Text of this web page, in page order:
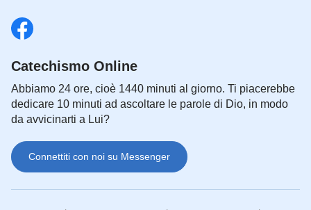
Catechismo Online
Abbiamo 24 ore, cioè 1440 minuti al giorno. Ti piacerebbe
dedicare 10 minuti ad ascoltare le parole di Dio, in modo
da avvicinarti a Lui?
Connettiti con noi su Messenger